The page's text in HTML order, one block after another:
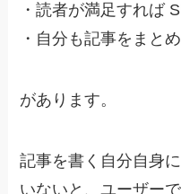
・読者が満足すれば
・ 自分も記事をまと
があります。
記事を書く自分自身
いないと、ユーザー